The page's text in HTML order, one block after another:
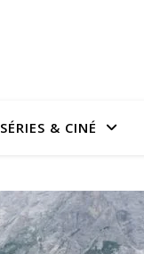
SÉRIES & CINÉ